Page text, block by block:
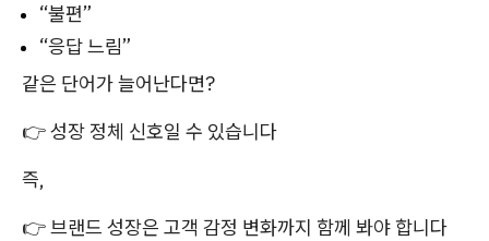
“불편”
“응답 느림”
같은 단어가 늘어난다면?
👉 성장 정체 신호일 수 있습니다
즉,
👉 브랜드 성장은 고객 감정 변화까지 함께 봐야 합니다